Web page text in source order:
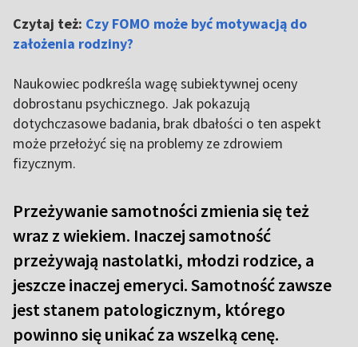
Czytaj też: Czy FOMO może być motywacją do
założenia rodziny?
Naukowiec podkreśla wagę subiektywnej oceny
dobrostanu psychicznego. Jak pokazują
dotychczasowe badania, brak dbałości o ten aspekt
może przełożyć się na problemy ze zdrowiem
fizycznym.
Przeżywanie samotności zmienia się też
wraz z wiekiem. Inaczej samotność
przeżywają nastolatki, młodzi rodzice, a
jeszcze inaczej emeryci. Samotność zawsze
jest stanem patologicznym, którego
powinno się unikać za wszelką cenę.